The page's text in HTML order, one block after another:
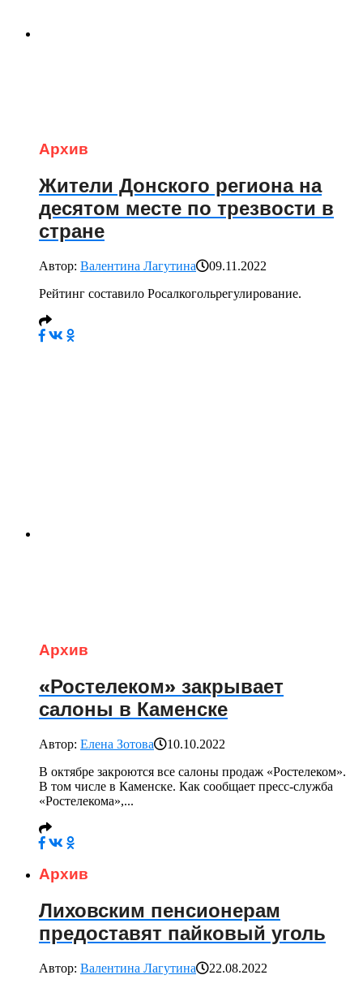
Архив
Жители Донского региона на
десятом месте по трезвости в
стране
Автор: Валентина Лагутина
09.11.2022
Рейтинг составило Росалкогольрегулирование.
Архив
«Ростелеком» закрывает
салоны в Каменске
Автор: Елена Зотова
10.10.2022
В октябре закроются все салоны продаж «Ростелеком».
В том числе в Каменске. Как сообщает пресс-служба
«Ростелекома»,...
Архив
Лиховским пенсионерам
предоставят пайковый уголь
Автор: Валентина Лагутина
22.08.2022